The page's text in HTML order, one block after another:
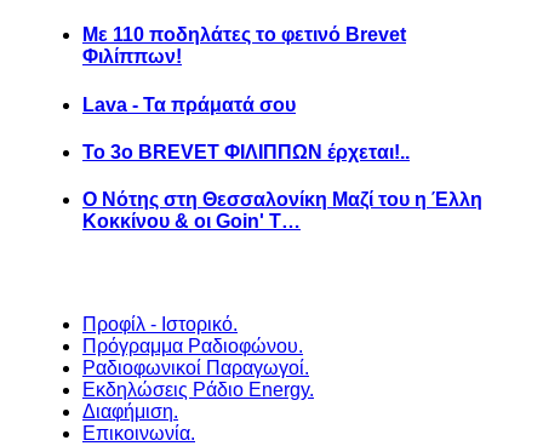
Με 110 ποδηλάτες το φετινό Brevet
Φιλίππων!
Lava - Τα πράματά σου
Το 3ο BREVET ΦΙΛΙΠΠΩΝ έρχεται!..
Ο Νότης στη Θεσσαλονίκη Μαζί του η Έλλη
Κοκκίνου & οι Goin' T…
Προφίλ - Ιστορικό.
Πρόγραμμα Ραδιοφώνου.
Ραδιοφωνικοί Παραγωγοί.
Εκδηλώσεις Ράδιο Energy.
Διαφήμιση.
Επικοινωνία.